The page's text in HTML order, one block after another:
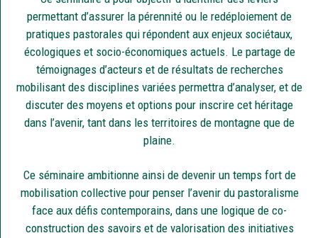
permettant d’assurer la pérennité ou le redéploiement de
pratiques pastorales qui répondent aux enjeux sociétaux,
écologiques et socio-économiques actuels. Le partage de
témoignages d’acteurs et de résultats de recherches
mobilisant des disciplines variées permettra d’analyser, et de
discuter des moyens et options pour inscrire cet héritage
dans l’avenir, tant dans les territoires de montagne que de
plaine.
Ce séminaire ambitionne ainsi de devenir un temps fort de
mobilisation collective pour penser l’avenir du pastoralisme
face aux défis contemporains, dans une logique de co-
construction des savoirs et de valorisation des initiatives